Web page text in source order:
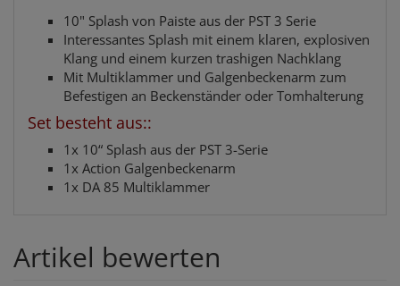
10" Splash von Paiste aus der PST 3 Serie
Interessantes Splash mit einem klaren, explosiven
Klang und einem kurzen trashigen Nachklang
Mit Multiklammer und Galgenbeckenarm zum
Befestigen an Beckenständer oder Tomhalterung
Set besteht aus::
1x 10“ Splash aus der PST 3-Serie
1x Action Galgenbeckenarm
1x DA 85 Multiklammer
Artikel bewerten